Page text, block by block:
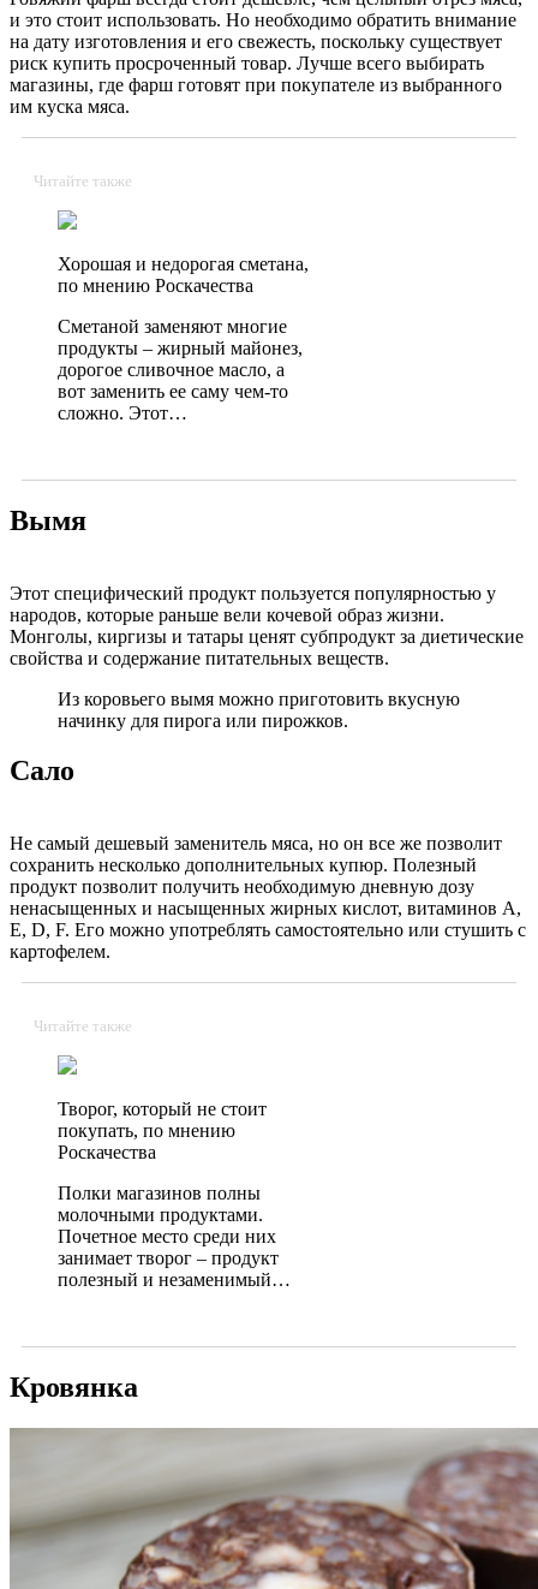
и это стоит использовать. Но необходимо обратить внимание
на дату изготовления и его свежесть, поскольку существует
риск купить просроченный товар. Лучше всего выбирать
магазины, где фарш готовят при покупателе из выбранного
им куска мяса.
Читайте также
Хорошая и недорогая сметана,
по мнению Роскачества
Сметаной заменяют многие
продукты – жирный майонез,
дорогое сливочное масло, а
вот заменить ее саму чем-то
сложно. Этот…
Вымя
Этот специфический продукт пользуется популярностью у
народов, которые раньше вели кочевой образ жизни.
Монголы, киргизы и татары ценят субпродукт за диетические
свойства и содержание питательных веществ.
Из коровьего вымя можно приготовить вкусную
начинку для пирога или пирожков.
Сало
Не самый дешевый заменитель мяса, но он все же позволит
сохранить несколько дополнительных купюр. Полезный
продукт позволит получить необходимую дневную дозу
ненасыщенных и насыщенных жирных кислот, витаминов А,
Е, D, F. Его можно употреблять самостоятельно или стушить с
картофелем.
Читайте также
Творог, который не стоит
покупать, по мнению
Роскачества
Полки магазинов полны
молочными продуктами.
Почетное место среди них
занимает творог – продукт
полезный и незаменимый…
Кровянка